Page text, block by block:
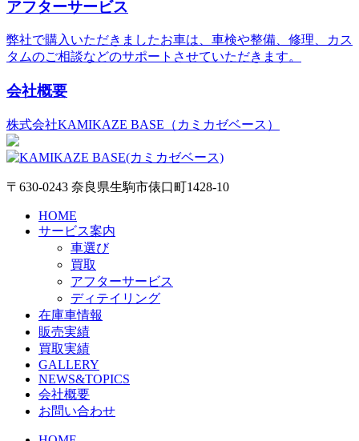
アフターサービス
弊社で購入いただきましたお車は、車検や整備、修理、カス
タムのご相談などのサポートさせていただきます。
会社概要
株式会社KAMIKAZE BASE（カミカゼベース）
〒630-0243 奈良県生駒市俵口町1428-10
HOME
サービス案内
車選び
買取
アフターサービス
ディテイリング
在庫車情報
販売実績
買取実績
GALLERY
NEWS&TOPICS
会社概要
お問い合わせ